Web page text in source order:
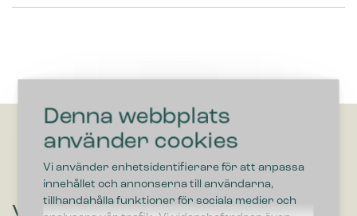
Denna webbplats
använder cookies
Vi använder enhetsidentifierare för att anpassa
innehållet och annonserna till användarna,
tillhandahålla funktioner för sociala medier och